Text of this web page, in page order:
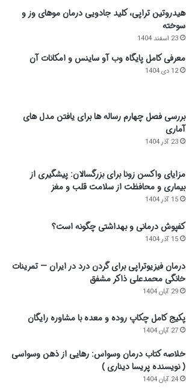
هیدروتین تراپی، کلید جادویی درمان موهای وز و
سوخته
23 اسفند 1404
معرفی کامل پایگاه وب آو ساینس و امکانات آن
12 دی 1404
بررسی فصل چهارم رساله ها برای یافتن مدل های
آماری
23 آذر 1404
مزایای واکسن زونا برای بزرگسالان: پیشگیری از
بیماری و محافظت از سلامت قلب و مغز
15 آذر 1404
کفپوش درمانی و بهداشتی چگونه است؟
15 آذر 1404
درمان فیزیوتراپی برای گردن درد در ایران — تمرینات
خانگی محمدعلی ذاکر مشفق
29 آبان 1404
پکیج کامل چکاپ روده و معده با مشاوره رایگان
27 آبان 1404
خلاصه کتاب درمان وسواس: رهایی از ذهن وسواسی
( نویسنده پریسا دیناری )
24 آبان 1404